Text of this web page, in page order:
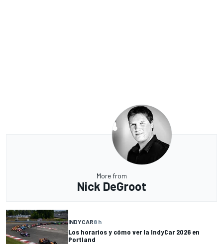
More from
Nick DeGroot
INDYCAR8 h
Los horarios y cómo ver la IndyCar 2026 en
Portland